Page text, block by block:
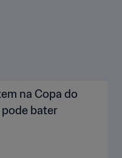
na Copa do
pode bater